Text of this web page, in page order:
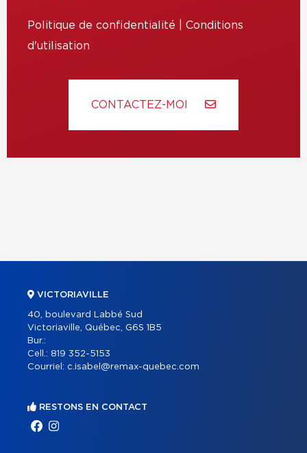
Politique de confidentialité
Conditions
d'utilisation
CONTACTEZ-MOI
VICTORIAVILLE
40, boulevard Labbé Sud
Victoriaville, Québec, G6S 1B5
Bur.:
Cell.: 819 352-5153
Courriel: c.isabel@remax-quebec.com
RESTONS EN CONTACT